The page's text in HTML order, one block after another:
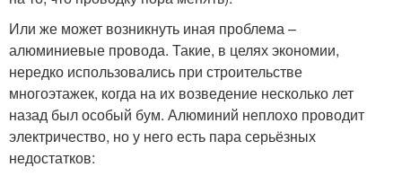
Или же может возникнуть иная проблема –
алюминиевые провода. Такие, в целях экономии,
нередко использовались при строительстве
многоэтажек, когда на их возведение несколько лет
назад был особый бум. Алюминий неплохо проводит
электричество, но у него есть пара серьёзных
недостатков: